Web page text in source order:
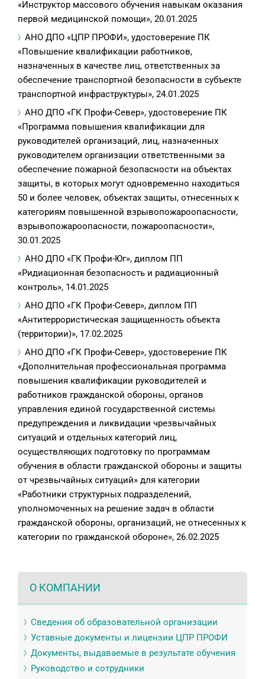
«Инструктор массового обучения навыкам оказания
первой медицинской помощи», 20.01.2025
АНО ДПО «ЦПР ПРОФИ», удостоверение ПК
«Повышение квалификации работников,
назначенных в качестве лиц, ответственных за
обеспечение транспортной безопасности в субъекте
транспортной инфраструктуры», 24.01.2025
АНО ДПО «ГК Профи-Север», удостоверение ПК
«Программа повышения квалификации для
руководителей организаций, лиц, назначенных
руководителем организации ответственными за
обеспечение пожарной безопасности на объектах
защиты, в которых могут одновременно находиться
50 и более человек, объектах защиты, отнесенных к
категориям повышенной взрывопожароопасности,
взрывопожароопасности, пожароопасности»,
30.01.2025
АНО ДПО «ГК Профи-Юг», диплом ПП
«Ридиационная безопасность и радиационный
контроль», 14.01.2025
АНО ДПО «ГК Профи-Север», диплом ПП
«Антитеррористическая защищенность объекта
(территории)», 17.02.2025
АНО ДПО «ГК Профи-Север», удостоверение ПК
«Дополнительная профессиональная программа
повышения квалификации руководителей и
работников гражданской обороны, органов
управления единой государственной системы
предупреждения и ликвидации чрезвычайных
ситуаций и отдельных категорий лиц,
осуществляющих подготовку по программам
обучения в области гражданской обороны и защиты
от чрезвычайных ситуаций» для категории
«Работники структурных подразделений,
уполномоченных на решение задач в области
гражданской обороны, организаций, не отнесенных к
категории по гражданской обороне», 26.02.2025
О КОМПАНИИ
Сведения об образовательной организации
Уставные документы и лицензии ЦПР ПРОФИ
Документы, выдаваемые в результате обучения
Руководство и сотрудники